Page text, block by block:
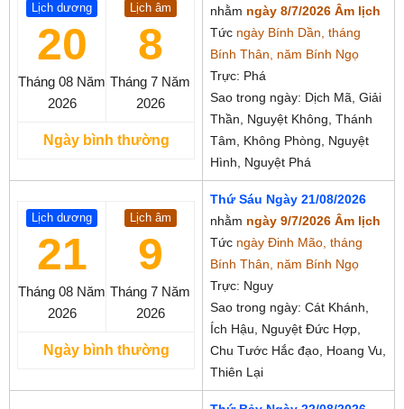
Lịch dương
20
Tháng 08 Năm
2026
Lịch âm
8
Tháng 7 Năm
2026
Ngày bình thường
nhằm ngày 8/7/2026 Âm lịch
Tức ngày Bính Dần, tháng
Bính Thân, năm Bính Ngọ
Trực: Phá
Sao trong ngày: Dịch Mã, Giải
Thần, Nguyệt Không, Thánh
Tâm, Không Phòng, Nguyệt
Hình, Nguyệt Phá
Lịch dương
21
Tháng 08 Năm
2026
Lịch âm
9
Tháng 7 Năm
2026
Ngày bình thường
Thứ Sáu Ngày 21/08/2026
nhằm ngày 9/7/2026 Âm lịch
Tức ngày Đinh Mão, tháng
Bính Thân, năm Bính Ngọ
Trực: Nguy
Sao trong ngày: Cát Khánh,
Ích Hậu, Nguyệt Đức Hợp,
Chu Tước Hắc đạo, Hoang Vu,
Thiên Lại